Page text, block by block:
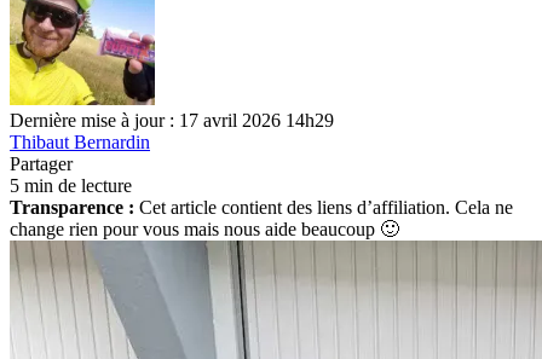
Dernière mise à jour : 17 avril 2026 14h29
Thibaut Bernardin
Partager
5 min de lecture
Transparence : Cet article contient des liens d’affiliation. Cela ne
change rien pour vous mais nous aide beaucoup 🙂